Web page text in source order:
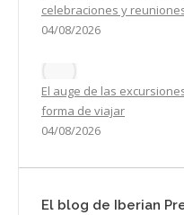
celebraciones y
04/08/2026
El auge de las
forma de viajar
04/08/2026
El blog de Iberian